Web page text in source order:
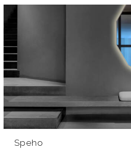
Speho